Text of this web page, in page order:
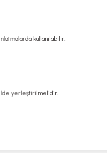
kullanılabilir.
yerleştirilmelidir.